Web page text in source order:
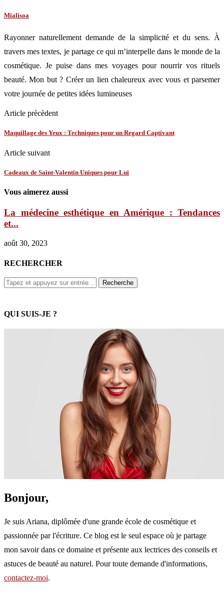
Mialisoa
Rayonner naturellement demande de la simplicité et du sens. À
travers mes textes, je partage ce qui m’interpelle dans le monde de la
cosmétique. Je puise dans mes voyages pour nourrir vos rituels
beauté. Mon but ? Créer un lien chaleureux avec vous et parsemer
votre journée de petites idées lumineuses
Article prècèdent
Maquillage des Yeux : Techniques pour un Regard Captivant
Article suivant
Cadeaux de Saint-Valentin Uniques pour Lui
Vous aimerez aussi
La médecine esthétique en Amérique : Tendances
et...
août 30, 2023
RECHERCHER
QUI SUIS-JE ?
Bonjour,
Je suis Ariana, diplômée d'une grande école de cosmétique et
passionnée par l'écriture. Ce blog est le seul espace où je partage
mon savoir dans ce domaine et présente aux lectrices des conseils et
astuces de beauté au naturel. Pour toute demande d'informations,
contactez-moi.